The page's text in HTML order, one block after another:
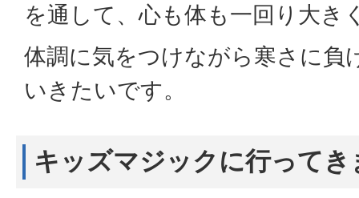
を通して、心も体も一回り大き
体調に気をつけながら寒さに負
いきたいです。
キッズマジックに行ってき